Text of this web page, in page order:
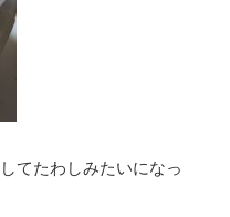
てたわしみたいになっ